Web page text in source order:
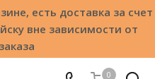
есть доставка за счет
вне зависимости от
0